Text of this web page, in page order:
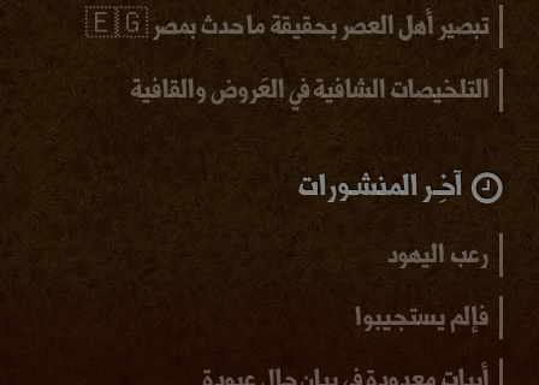
تبصير أهل العصر بحقيقة ما حدث بمصر 🇪🇬
التلخيصات الشافية في العَروض والقافية
آخِـر المنشـورات
رعب اليهود
فإلم يستجيبوا